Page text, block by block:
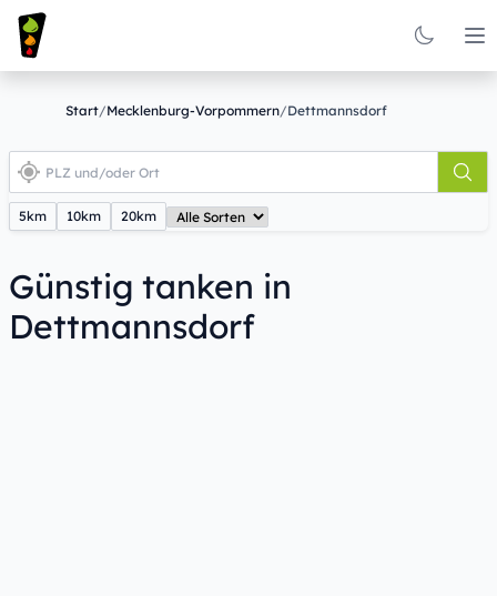
Start/Mecklenburg-Vorpommern/Dettmannsdorf
5km 10km 20km
Günstig tanken in
Dettmannsdorf